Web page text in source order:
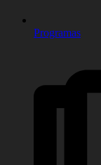
Programas